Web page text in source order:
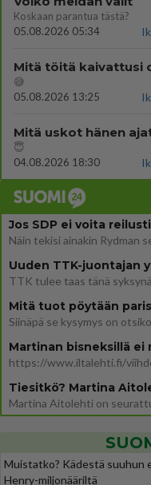
Koskaan parantua tästä?
05.08.2026 05:34
Mitä töitä kaivattusi
😅
05.08.2026 13:25
Mitä uskot hänen
😇
04.08.2026 18:30
Mitä tuot pöytään
Martinan bisneksillä ei
Muistatko? Kädestä suuhun
Henry-miljonääriltä